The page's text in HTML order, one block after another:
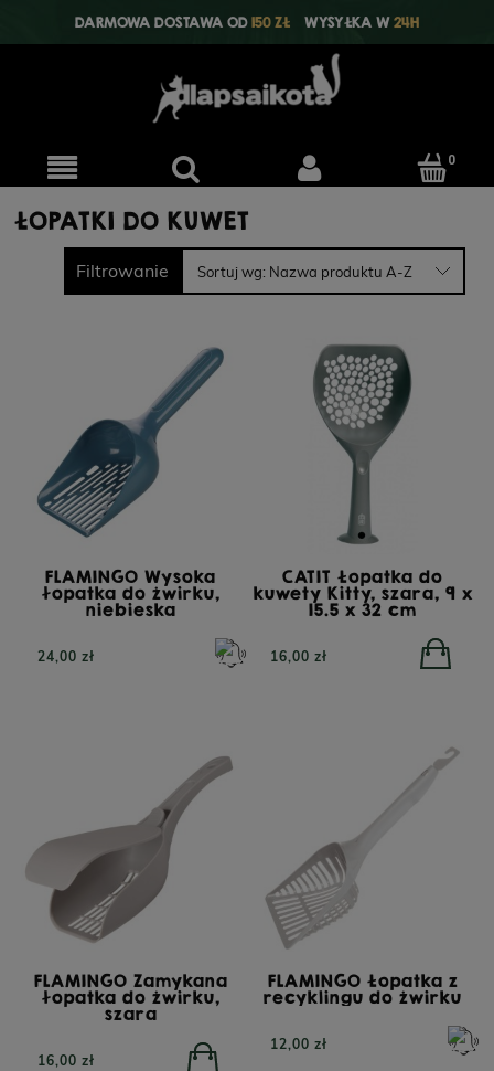
DARMOWA DOSTAWA OD150 ZŁ WYSYŁKA W24H
ŁOPATKI DO KUWET
Filtrowanie Sortuj wg: Nazwa produktu A-Z
FLAMINGO Wysoka
łopatka do żwirku,
niebieska
24,00 zł
CATIT Łopatka do
kuwety Kitty, szara, 9 x
15.5 x 32 cm
16,00 zł
FLAMINGO Zamykana
łopatka do żwirku,
szara
16,00 zł
FLAMINGO Łopatka z
recyklingu do żwirku
12,00 zł